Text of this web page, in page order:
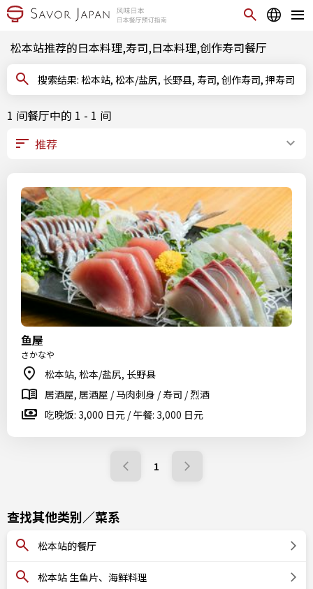
松本站推荐的日本料理,寿司,日本料理,创作寿司餐厅
搜索结果: 松本站, 松本/盐尻, 长野县, 寿司, 创作寿司, 押寿司
1 间餐厅中的 1 - 1 间
鱼屋
さかなや
松本站, 松本/盐尻, 长野县
居酒屋, 居酒屋 / 马肉刺身 / 寿司 / 烈酒
吃晚饭: 3,000 日元 / 午餐: 3,000 日元
1
查找其他类别／菜系
松本站的餐厅
松本站 生鱼片、海鲜料理